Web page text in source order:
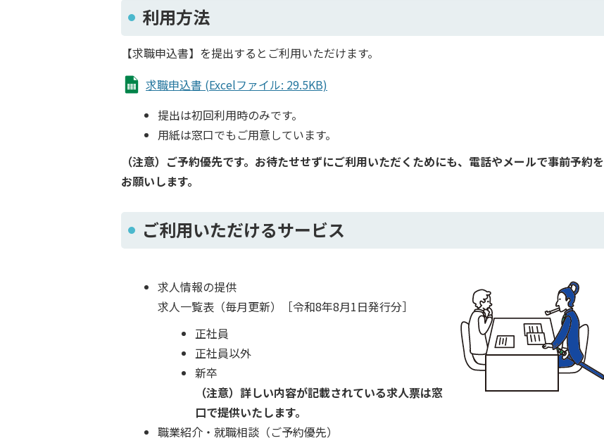
利用方法
【求職申込書】を提出するとご利用いただけます。
求職申込書 (Excelファイル: 29.5KB)
提出は初回利用時のみです。
用紙は窓口でもご用意しています。
（注意）ご予約優先です。お待たせせずにご利用いただくためにも、電話やメールで事前予約を
お願いします。
ご利用いただけるサービス
求人情報の提供
求人一覧表（毎月更新）［令和8年8月1日発行分］
正社員
正社員以外
新卒
（注意）詳しい内容が記載されている求人票は窓
口で提供いたします。
職業紹介・就職相談（ご予約優先）